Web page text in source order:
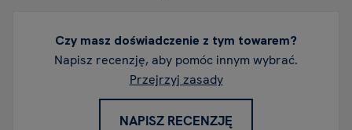
Czy masz doświadczenie z tym towarem?
Napisz recenzję, aby pomóc innym wybrać.
Przejrzyj zasady
NAPISZ RECENZJĘ